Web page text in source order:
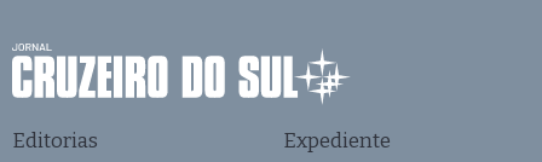
Editorias Expediente